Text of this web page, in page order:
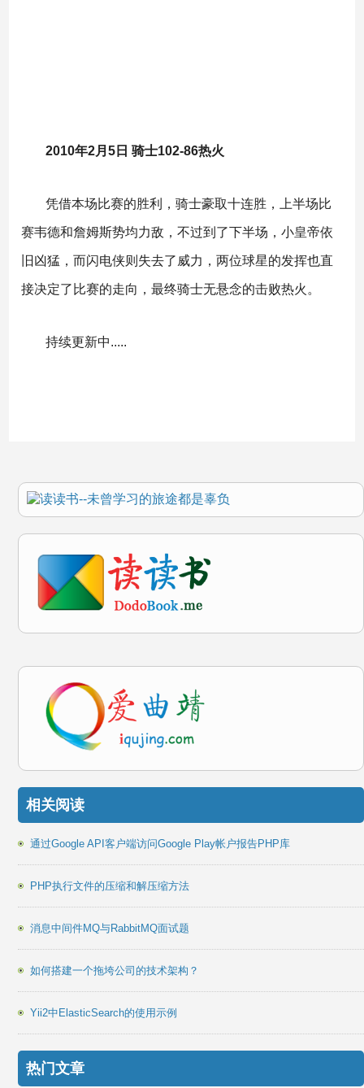
2010年2月5日 骑士102-86热火
凭借本场比赛的胜利，骑士豪取十连胜，上半场比
赛韦德和詹姆斯势均力敌，不过到了下半场，小皇帝依
旧凶猛，而闪电侠则失去了威力，两位球星的发挥也直
接决定了比赛的走向，最终骑士无悬念的击败热火。
持续更新中.....
相关阅读
通过Google API客户端访问Google Play帐户报告PHP库
PHP执行文件的压缩和解压缩方法
消息中间件MQ与RabbitMQ面试题
如何搭建一个拖垮公司的技术架构？
Yii2中ElasticSearch的使用示例
热门文章